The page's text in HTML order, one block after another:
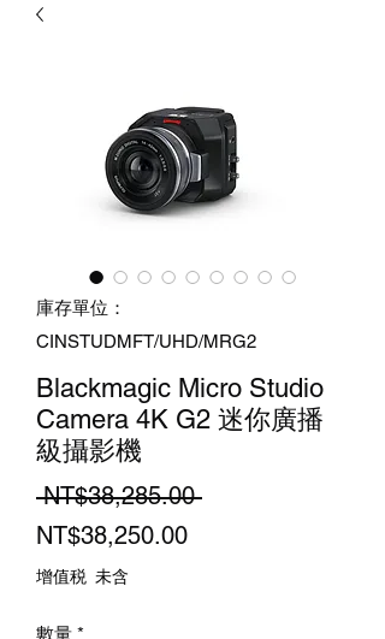
庫存單位：
CINSTUDMFT/UHD/MRG2
Blackmagic Micro Studio
Camera 4K G2 迷你廣播
級攝影機
NT$38,285.00 一
NT$38,250.00促
增值税 未含
數量 *